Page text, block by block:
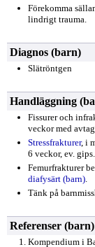
Förekomma
lindrigt trauma.
Diagnos (barn)
Slätröntgen
Handläggning
Fissurer och
veckor med
Stressfrakturer, i
6 veckor, ev.
Femurfrakturer
diafysärt (barn)
Tänk på
Referenser (barn)
Kompendium i